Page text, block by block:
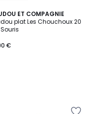
ET COMPAGNIE
plat Les Chouchoux 20
€